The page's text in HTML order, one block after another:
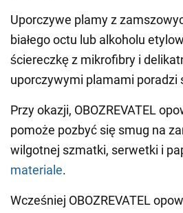
Uporczywe plamy z
białego octu lub alkoholu
ściereczkę z mikrofibry i
uporczywymi plamami poradzi
Przy okazji, OBOZREVATEL
pomoże pozbyć się smug na
wilgotnej szmatki, serwetki i
materiale.
Wcześniej OBOZREVATEL